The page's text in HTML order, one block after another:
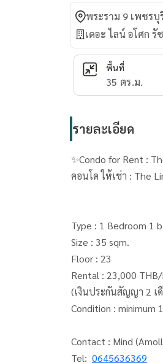
พระราม 9 เพชร
เดอะ ไลน์ อโศก รั
พื้นที่
35 ตร.ม.
รายละเอียด
คอนโด ให้เช่า : The
Type : 1 Bedroom
Size : 35 sqm.
Floor : 23
Rental : 23,000
(เงินประกันสัญญา 2 เ
Condition : minimum
Contact : Mind
Tel: 0645636369